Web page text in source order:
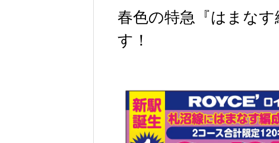
春色の特急『はまな
す！